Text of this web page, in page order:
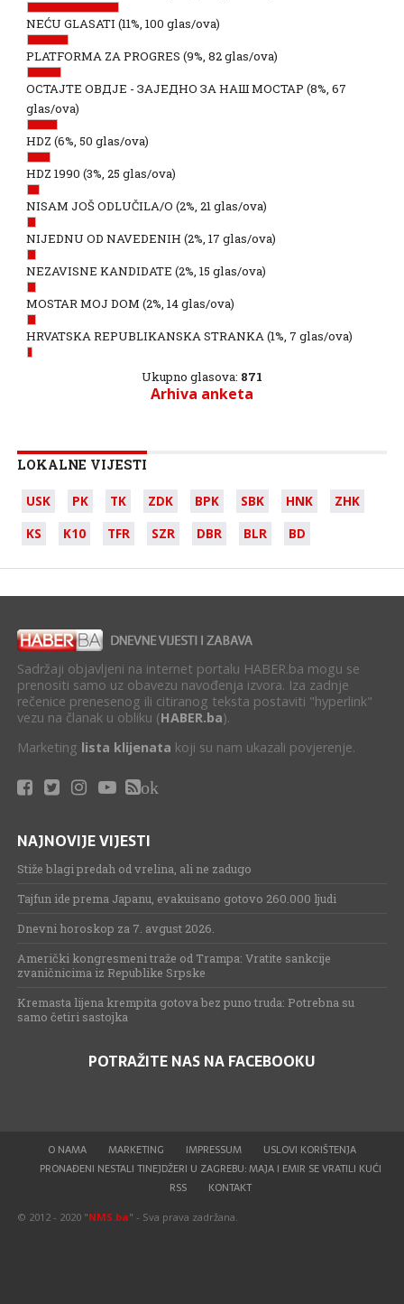
NEĆU GLASATI (11%, 100 glas/ova)
PLATFORMA ZA PROGRES (9%, 82 glas/ova)
ОСТАЈТЕ ОВДЈЕ - ЗАЈЕДНО ЗА НАШ МОСТАР (8%, 67
glas/ova)
HDZ (6%, 50 glas/ova)
HDZ 1990 (3%, 25 glas/ova)
NISAM JOŠ ODLUČILA/O (2%, 21 glas/ova)
NIJEDNU OD NAVEDENIH (2%, 17 glas/ova)
NEZAVISNE KANDIDATE (2%, 15 glas/ova)
MOSTAR MOJ DOM (2%, 14 glas/ova)
HRVATSKA REPUBLIKANSKA STRANKA(1%, 7 glas/ova)
Ukupno glasova: 871
Arhiva anketa
LOKALNE VIJESTI
USK PK TK ZDK BPK SBK HNK
ZHK
KS
K10 TFR SZR DBR BLR BD
Sadržaji objavljeni na internet portalu HABER.ba mogu se
prenositi samo uz obavezu navođenja izvora. Iza zadnje
rečenice prenesenog ili citiranog teksta postaviti "hyperlink"
vezu na članak u obliku (HABER.ba).
Marketing lista klijenata koji su nam ukazali povjerenje.
ok
NAJNOVIJE VIJESTI
Stiže blagi predah od vrelina, ali ne zadugo
Tajfun ide prema Japanu, evakuisano gotovo 260.000 ljudi
Dnevni horoskop za 7. avgust 2026.
Američki kongresmeni traže od Trampa: Vratite sankcije
zvaničnicima iz Republike Srpske
Kremasta lijena krempita gotova bez puno truda: Potrebna su
samo četiri sastojka
POTRAŽITE NAS NA FACEBOOKU
O NAMA MARKETING IMPRESSUM
USLOVI KORIŠTENJA
PRONAĐENI NESTALI TINEJDŽERI U ZAGREBU: MAJA I EMIR SE VRATILI KUĆI
RSS
KONTAKT
© 2012 - 2020 "NMS.ba" - Sva prava zadržana.